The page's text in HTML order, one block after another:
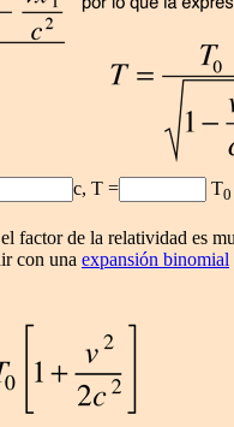
c, T = T0
factor de la relatividad es
con una expansión binomial